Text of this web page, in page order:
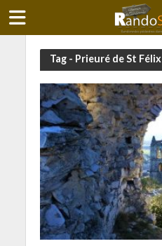
Tag - Prieuré de St Félix